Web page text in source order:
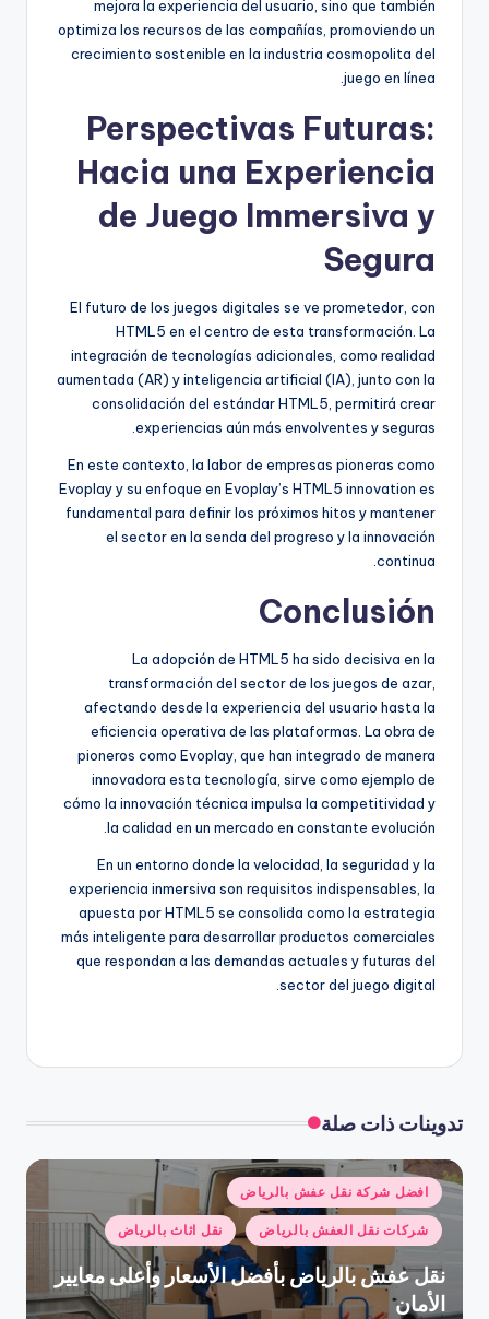
mejora la experiencia del usuario, sino que también
optimiza los recursos de las compañías, promoviendo un
crecimiento sostenible en la industria cosmopolita del
juego en línea.
Perspectivas Futuras:
Hacia una Experiencia
de Juego Immersiva y
Segura
El futuro de los juegos digitales se ve prometedor, con
HTML5 en el centro de esta transformación. La
integración de tecnologías adicionales, como realidad
aumentada (AR) yinteligencia artificial (IA) , junto con la
consolidación del estándar HTML5, permitirá crear
experiencias aún más envolventes y seguras.
En este contexto, la labor de empresas pioneras como
Evoplay y su enfoque en Evoplay’s HTML5 innovation es
fundamental para definir los próximos hitos y mantener
el sector en la senda del progreso y la innovación
continua.
Conclusión
La adopción de HTML5 ha sido decisiva en la
transformación del sector de los juegos de azar,
afectando desde la experiencia del usuario hasta la
eficiencia operativa de las plataformas. La obra de
pioneros como Evoplay, que han integrado de manera
innovadora esta tecnología, sirve como ejemplo de
cómo la innovación técnica impulsa la competitividad y
la calidad en un mercado en constante evolución.
En un entorno donde la velocidad, la seguridad y la
experiencia inmersiva son requisitos indispensables, la
apuesta por HTML5 se consolida como la estrategia
más inteligente para desarrollar productos comerciales
que respondan a las demandas actuales y futuras del
sector del juego digital.
تدوينات ذات صلة
نُشر
في
افضل شركة نقل عفش بالرياض
شركات نقل العفش بالرياض نقل اثاث بالرياض
نقل عفش بالرياض بأفضل الأسعار وأعلى معايير
الأمان